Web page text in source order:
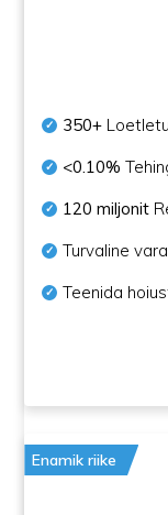
350+
<0.10%
120 miljonit
Turvaline
Teenida
Enamik riike